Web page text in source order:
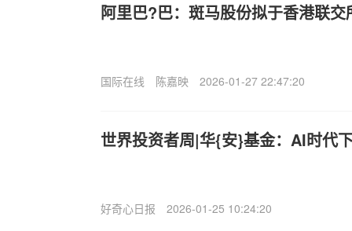
阿里巴?巴：斑马股份拟于香港联
国际在线 陈嘉映 2026-01-27 22:47:20
世界投资者周|华{安}基金：AI时代
好奇心日报 2026-01-25 10:24:20